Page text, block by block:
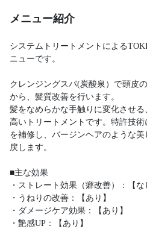
メニュー紹介
システムトリートメントによる
ニューです。
クレンジングスパ(炭酸泉）で頭皮
から、髪質改善を行います。
髪をなめらかな手触りに変化させ
高いトリートメントです。特許技
を補修し、バージンヘアのような
戻します。
■主な効果
・ストレート効果（癖改善）：【な
・うねりの改善：【あり】
・ダメージケア効果：【あり】
・艶感UP：【あり】